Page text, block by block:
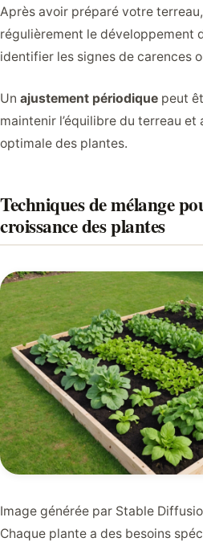
Après avoir préparé votre
régulièrement le développement
identifier les signes de carences
Un ajustement périodique peut
maintenir l’équilibre du terreau et
optimale des plantes.
Techniques de mélange
croissance des plantes
Image générée par Stable
Chaque plante a des besoins